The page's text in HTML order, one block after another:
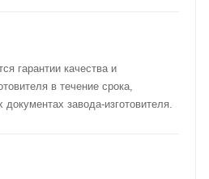
гарантии качества и
в течение срока,
документах завода-изготовителя.